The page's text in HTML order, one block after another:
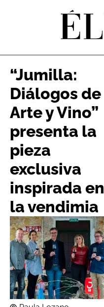
“Jumilla:
Diálogos de
Arte y Vino”
presenta la
pieza
exclusiva
inspirada en
la vendimia